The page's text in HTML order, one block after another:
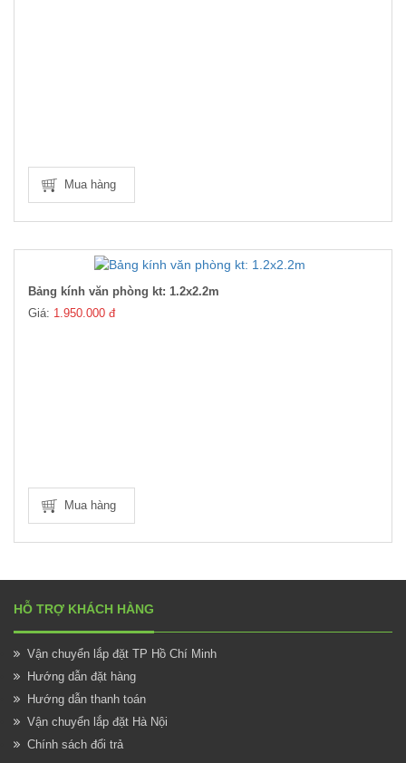
Mua hàng
Bảng kính văn phòng kt: 1.2x2.2m
Giá: 1.950.000 đ
Mua hàng
HỖ TRỢ KHÁCH HÀNG
Vận chuyển lắp đặt TP Hồ Chí Minh
Hướng dẫn đặt hàng
Hướng dẫn thanh toán
Vận chuyển lắp đặt Hà Nội
Chính sách đổi trả